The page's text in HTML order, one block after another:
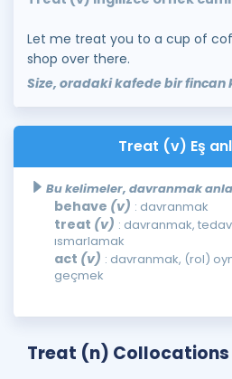
Let me treat you to a cup of
shop over there.
Size, oradaki kafede bir fincan
Treat (v) Eş
Bu kelimeler, davranmak
behave (v) : davranmak
treat (v) : davranmak,
ısmarlamak
act (v) : davranmak, (rol)
geçmek
Treat (n) Collocations